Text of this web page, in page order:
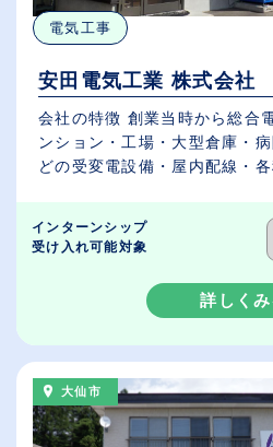
電気工事
安田電気工業 株式会社
会社の特徴 創業当時から総合
ンション・工場・大型倉庫・
どの受変電設備・屋内配線・各
インターンシップ
受け入れ可能対象
詳しくみ
大仙市